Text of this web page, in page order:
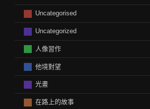
Uncategorised
Uncategorized
人像習作
他境對望
光畫
在路上的故事